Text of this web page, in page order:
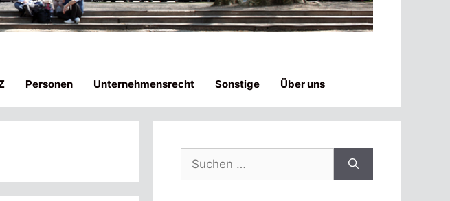
Personen Unternehmensrecht Sonstige Über uns
nach: